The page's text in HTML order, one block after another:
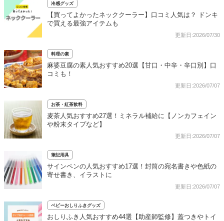
冷感グッズ
【買ってよかったネッククーラー】口コミ人気は？ ドンキ
で買える最強アイテムも
更新日:2026/07/30
料理の素
麻婆豆腐の素人気おすすめ20選【甘口・中辛・辛口別】口
コミも！
更新日:2026/07/07
お茶・紅茶飲料
麦茶人気おすすめ27選！ミネラル補給に【ノンカフェイン
や粉末タイプなど】
更新日:2026/07/07
筆記用具
サインペンの人気おすすめ17選！封筒の宛名書きや色紙の
寄せ書き、イラストに
更新日:2026/07/07
ベビーおしりふきグッズ
おしりふき人気おすすめ44選【助産師監修】蓋つきやトイ